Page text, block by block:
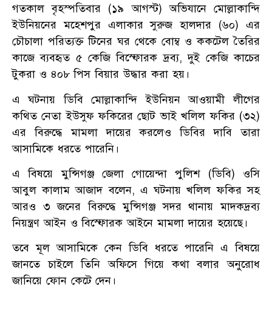
গতকাল বৃহস্পতিবার (১৯ আগস্ট) অভিযানে মোল্লাকান্দি
ইউনিয়নের মহেশপুর এলাকার সুরুজ হালদার (৬০) এর
চৌচালা পরিত্যক্ত টিনের ঘর থেকে বোম্ব ও ককটেল তৈরির
কাজে ব্যবহৃত ৫ কেজি বিস্ফোরক দ্রব্য, দুই কেজি কাচের
টুকরা ও ৪০৮ পিস বিয়ার উদ্ধার করা হয়।
এ ঘটনায় ডিবি মোল্লাকান্দি ইউনিয়ন আওয়ামী লীগের
কথিত নেতা ইউসুফ ফকিরের ছোট ভাই খলিল ফকির (৩২)
এর বিরুদ্ধে মামলা দায়ের করলেও ডিবির দাবি তারা
আসামিকে ধরতে পারেনি।
এ বিষয়ে মুন্সিগঞ্জ জেলা গোয়েন্দা পুলিশ (ডিবি) ওসি
আবুল কালাম আজাদ বলেন, এ ঘটনায় খলিল ফকির সহ
আরও ৩ জনের বিরুদ্ধে মুন্সিগঞ্জ সদর থানায় মাদকদ্রব্য
নিয়ন্ত্রণ আইন ও বিস্ফোরক আইনে মামলা দায়ের হয়েছে।
তবে মূল আসামিকে কেন ডিবি ধরতে পারেনি এ বিষয়ে
জানতে চাইলে তিনি অফিসে গিয়ে কথা বলার অনুরোধ
জানিয়ে ফোন কেটে দেন।